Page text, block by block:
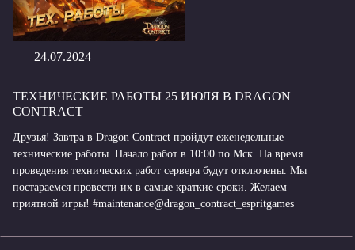
24.07.2024
ТЕХНИЧЕСКИЕ РАБОТЫ 25 ИЮЛЯ В DRAGON
CONTRACT
Друзья! Завтра в Dragon Contract пройдут еженедельные
технические работы. Начало работ в 10:00 по Мск. На время
проведения технических работ сервера будут отключены. Мы
постараемся провести их в самые краткие сроки. Желаем
приятной игры! #maintenance@dragon_contract_espritgames